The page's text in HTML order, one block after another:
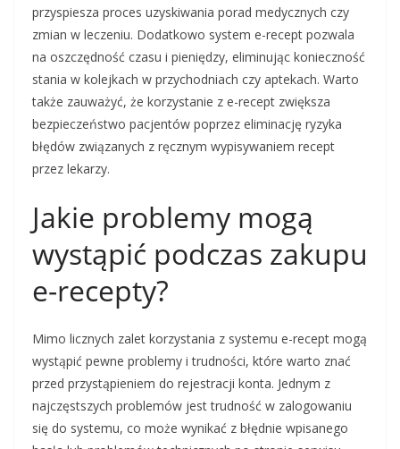
przyspiesza proces uzyskiwania porad medycznych czy
zmian w leczeniu. Dodatkowo system e-recept pozwala
na oszczędność czasu i pieniędzy, eliminując konieczność
stania w kolejkach w przychodniach czy aptekach. Warto
także zauważyć, że korzystanie z e-recept zwiększa
bezpieczeństwo pacjentów poprzez eliminację ryzyka
błędów związanych z ręcznym wypisywaniem recept
przez lekarzy.
Jakie problemy mogą
wystąpić podczas zakupu
e-recepty?
Mimo licznych zalet korzystania z systemu e-recept mogą
wystąpić pewne problemy i trudności, które warto znać
przed przystąpieniem do rejestracji konta. Jednym z
najczęstszych problemów jest trudność w zalogowaniu
się do systemu, co może wynikać z błędnie wpisanego